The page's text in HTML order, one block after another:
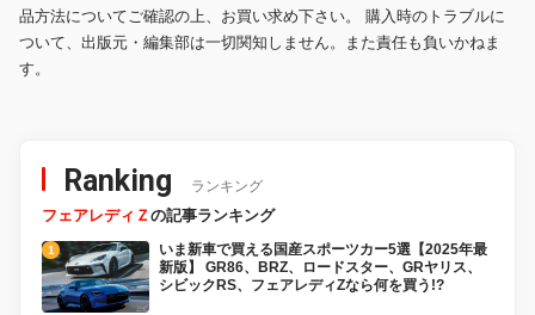
品方法についてご確認の上、お買い求め下さい。 購入時のトラブルに
ついて、出版元・編集部は一切関知しません。また責任も負いかねま
す。
Ranking ランキング
フェアレディＺの記事ランキング
いま新車で買える国産スポーツカー5選【2025年最
新版】 GR86、BRZ、ロードスター、GRヤリス、
シビックRS、フェアレディZなら何を買う!?